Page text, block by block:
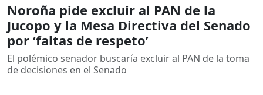
Noroña pide excluir al PAN de la
Jucopo y la Mesa Directiva del Senado
por ‘faltas de respeto’
El polémico senador buscaría excluir al PAN de la toma
de decisiones en el Senado